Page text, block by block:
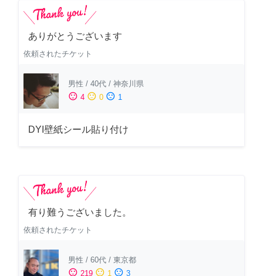
ありがとうございます
依頼されたチケット
男性 / 40代 / 神奈川県
sentiment_satisfied 4 sentiment_neutral 0 sentiment_dissatisfied 1
DYI壁紙シール貼り付け
有り難うございました。
依頼されたチケット
男性 / 60代 / 東京都
sentiment_satisfied 219 sentiment_neutral 1 sentiment_dissatisfied 3